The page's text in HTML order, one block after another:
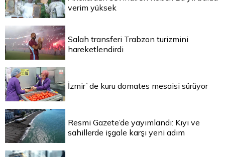
verim yüksek
Salah transferi Trabzon turizmini
hareketlendirdi
İzmir`de kuru domates mesaisi sürüyor
Resmi Gazete’de yayımlandı: Kıyı ve
sahillerde işgale karşı yeni adım